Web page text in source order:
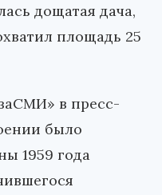
дощатая дача,
площадь 25
в пресс-
было
1959 года